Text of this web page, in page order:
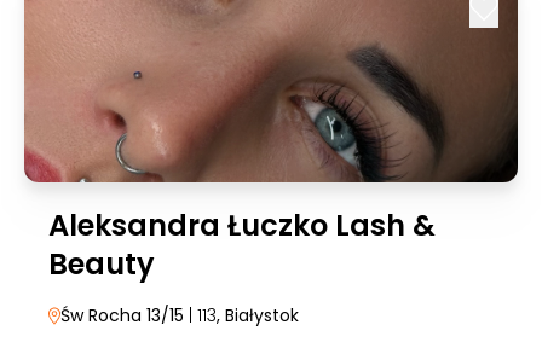
Aleksandra Łuczko Lash &
Beauty
Św Rocha 13/15 | 113, Białystok